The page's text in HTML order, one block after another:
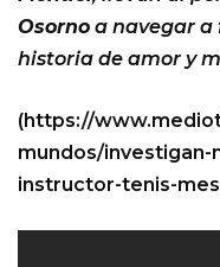
Osorno a navegar a
historia de amor y
(https://
mundos/
instructor-tenis-